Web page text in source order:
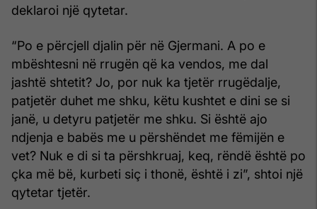
deklaroi një qytetar.
“Po e përcjell djalin për në Gjermani. A po e
mbështesni në rrugën që ka vendos, me dal
jashtë shtetit? Jo, por nuk ka tjetër rrugëdalje,
patjetër duhet me shku, këtu kushtet e dini se si
janë, u detyru patjetër me shku. Si është ajo
ndjenja e babës me u përshëndet me fëmijën e
vet? Nuk e di si ta përshkruaj, keq, rëndë është po
çka më bë, kurbeti siç i thonë, është i zi”, shtoi një
qytetar tjetër.